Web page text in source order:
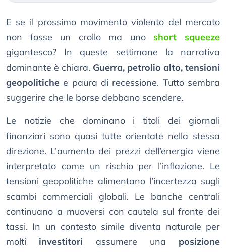
E se il prossimo movimento violento del mercato
non fosse un crollo ma uno short squeeze
gigantesco? In queste settimane la narrativa
dominante è chiara. Guerra, petrolio alto, tensioni
geopolitiche e paura di recessione. Tutto sembra
suggerire che le borse debbano scendere.
Le notizie che dominano i titoli dei giornali
finanziari sono quasi tutte orientate nella stessa
direzione. L’aumento dei prezzi dell’energia viene
interpretato come un rischio per l’inflazione. Le
tensioni geopolitiche alimentano l’incertezza sugli
scambi commerciali globali. Le banche centrali
continuano a muoversi con cautela sul fronte dei
tassi. In un contesto simile diventa naturale per
molti investitori assumere una posizione